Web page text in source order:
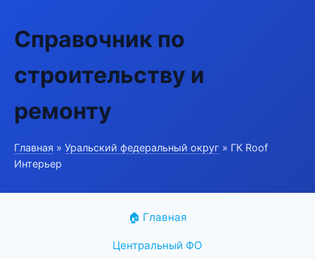
Справочник по
строительству и
ремонту
Главная » Уральский федеральный округ » ГК Roof
Интерьер
🏠 Главная
Центральный ФО